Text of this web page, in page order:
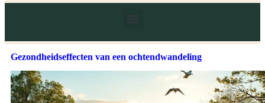
Gezondheidseffecten van een ochtendwandeling